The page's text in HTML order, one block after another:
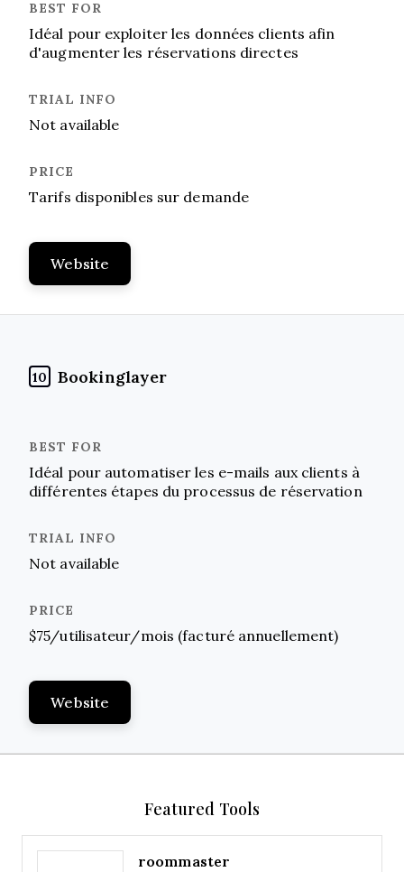
Idéal pour exploiter les données clients afin
d'augmenter les réservations directes
Not available
Tarifs disponibles sur demande
Website
10 Bookinglayer
Idéal pour automatiser les e-mails aux clients à
différentes étapes du processus de réservation
Not available
$75/utilisateur/mois (facturé annuellement)
Website
Featured Tools
roommaster